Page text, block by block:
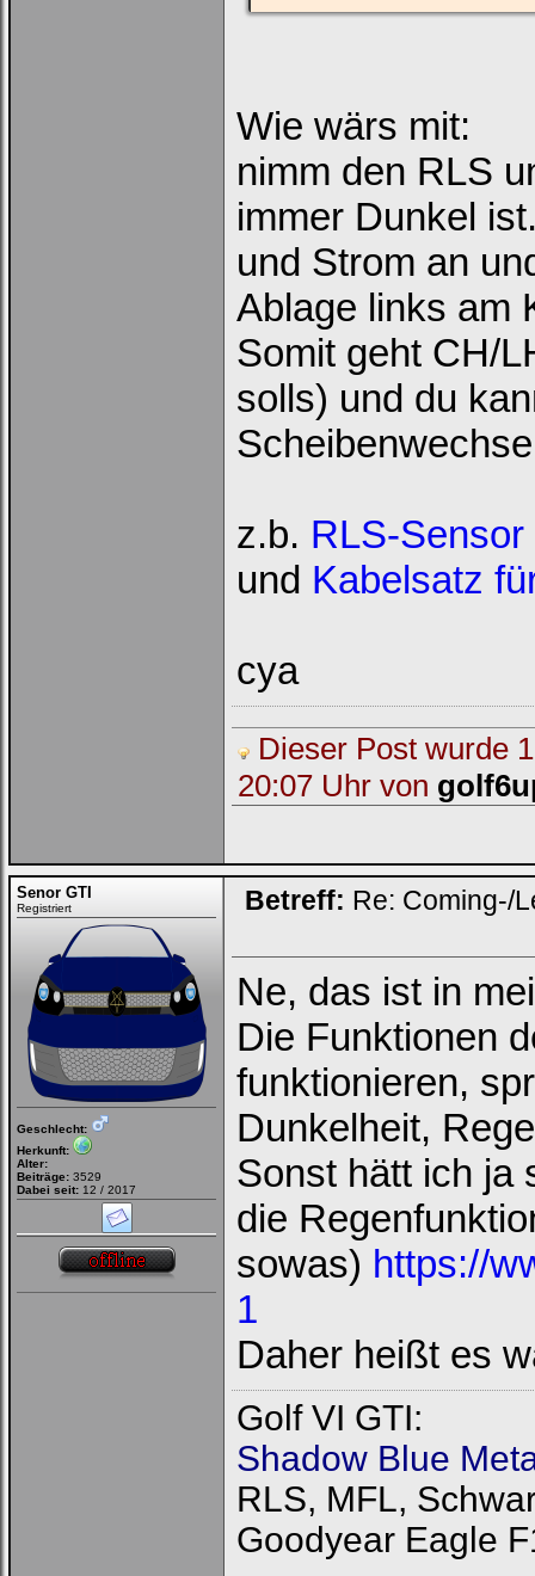
Wie wärs mit:
nimm den RLS
immer Dunkel
und Strom an
Ablage links am
Somit geht CH/
solls) und du
z.b. RLS-
und Kabelsatz
cya
Dieser Post wurde
20:07 Uhr von
Senor GTI
Registriert
Geschlecht:
Herkunft:
Alter:
Beiträge: 3529
Dabei seit: 12 / 2017
Betreff: Re: Coming-/
Ne, das ist in
Die Funktionen
funktionieren,
Dunkelheit,
Sonst hätt ich ja
die
sowas) https://
1
Daher heißt es
Golf VI GTI:
Shadow Blue
RLS, MFL,
Goodyear Eagle